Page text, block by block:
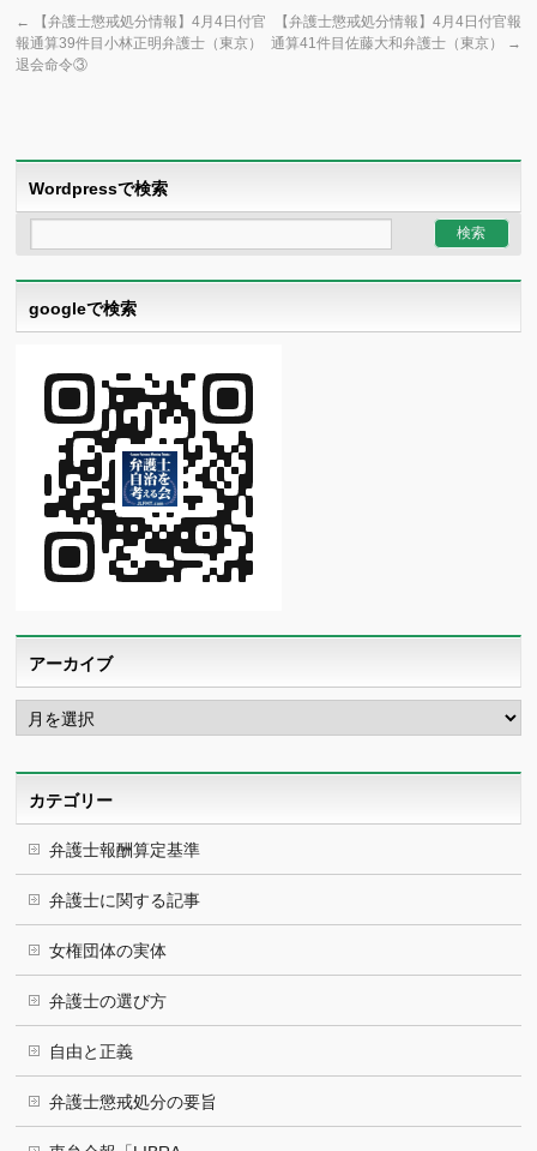
←
【弁護士懲戒処分情報】4月4日付官
報通算39件目小林正明弁護士（東京）
退会命令③
【弁護士懲戒処分情報】4月4日付官報
通算41件目佐藤大和弁護士（東京）
→
Wordpressで検索
googleで検索
アーカイブ
ア
ー
カ
カテゴリー
弁護士報酬算定基準
弁護士に関する記事
女権団体の実体
弁護士の選び方
自由と正義
弁護士懲戒処分の要旨